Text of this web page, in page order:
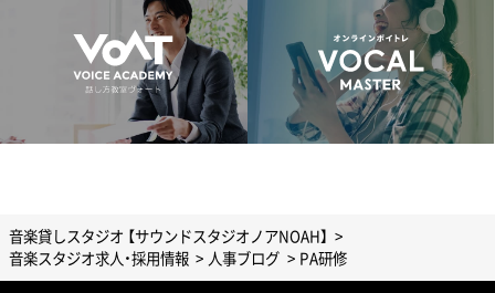
音楽貸しスタジオ 【サウンドスタジオノアNOAH】
音楽スタジオ求人・採用情報
人事ブログ PA研修